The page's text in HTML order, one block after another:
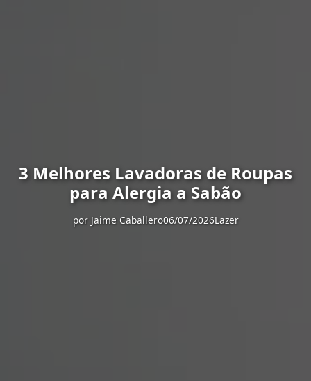
3 Melhores Lavadoras de Roupas
para Alergia a Sabão
por Jaime Caballero06/07/2026Lazer